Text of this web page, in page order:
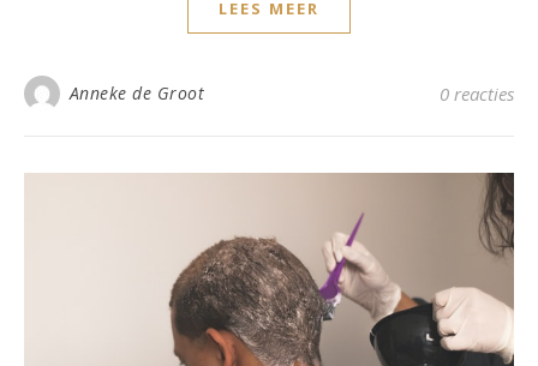
LEES MEER
Anneke de Groot 0 reacties